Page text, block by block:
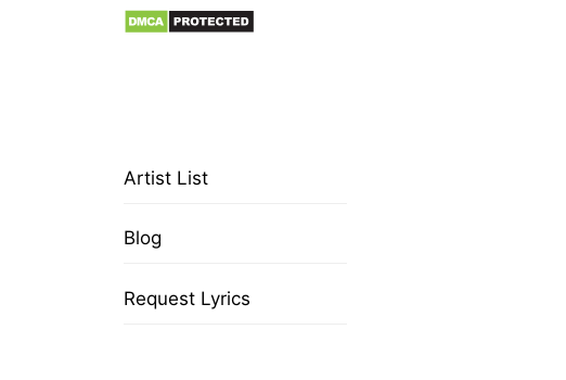
Artist List
Blog
Request Lyrics